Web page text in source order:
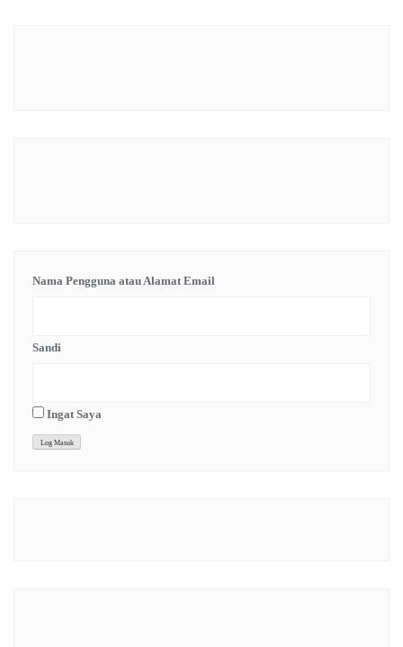
Nama Pengguna atau Alamat Email
Sandi
Ingat Saya